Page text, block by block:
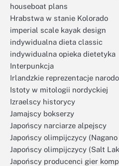
houseboat plans
Hrabstwa w stanie Kolorado
imperial scale kayak design
indywidualna dieta classic
indywidualna opieka dietetyka
Interpunkcja
Irlandzkie reprezentacje
Istoty w mitologii nordyckiej
Izraelscy historycy
Jamajscy bokserzy
Japońscy narciarze alpejscy
Japońscy olimpijczycy (Nagano
Japońscy olimpijczycy (Salt
Japońscy producenci gier